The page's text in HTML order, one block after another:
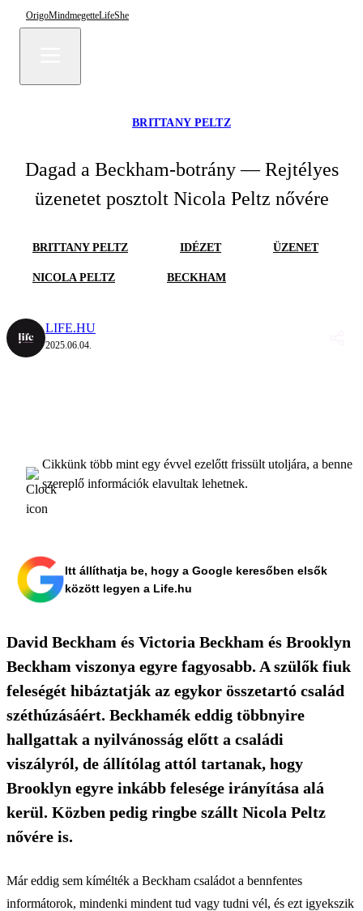
OrigoMindmegetteLifeShe
BRITTANY PELTZ
Dagad a Beckham-botrány — Rejtélyes
üzenetet posztolt Nicola Peltz nővére
BRITTANY PELTZ IDÉZET ÜZENET
NICOLA PELTZ BECKHAM
LIFE.HU
2025.06.04.
Cikkünk több mint egy évvel ezelőtt frissült utoljára, a benne
szereplő információk elavultak lehetnek.
Itt állíthatja be, hogy a Google keresőben elsők
között legyen a Life.hu
David Beckham és Victoria Beckham és Brooklyn
Beckham viszonya egyre fagyosabb. A szülők fiuk
feleségét hibáztatják az egykor összetartó család
széthúzásáért. Beckhamék eddig többnyire
hallgattak a nyilvánosság előtt a családi
viszályról, de állítólag attól tartanak, hogy
Brooklyn egyre inkább felesége irányítása alá
kerül. Közben pedig ringbe szállt Nicola Peltz
nővére is.
Már eddig sem kímélték a Beckham családot a bennfentes
informátorok, mindenki mindent tud vagy tudni vél, és ezt igyekszik